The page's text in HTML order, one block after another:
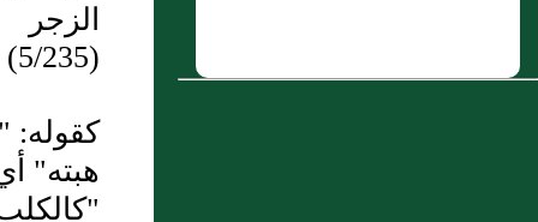
الزجر
(5/235)
كقوله:
هبته"